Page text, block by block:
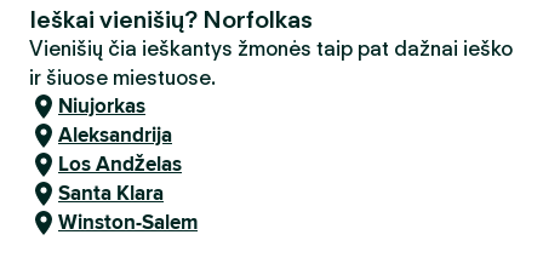
Ieškai vienišių? Norfolkas
Vienišių čia ieškantys žmonės taip pat dažnai ieško
ir šiuose miestuose.
Niujorkas
Aleksandrija
Los Andželas
Santa Klara
Winston-Salem